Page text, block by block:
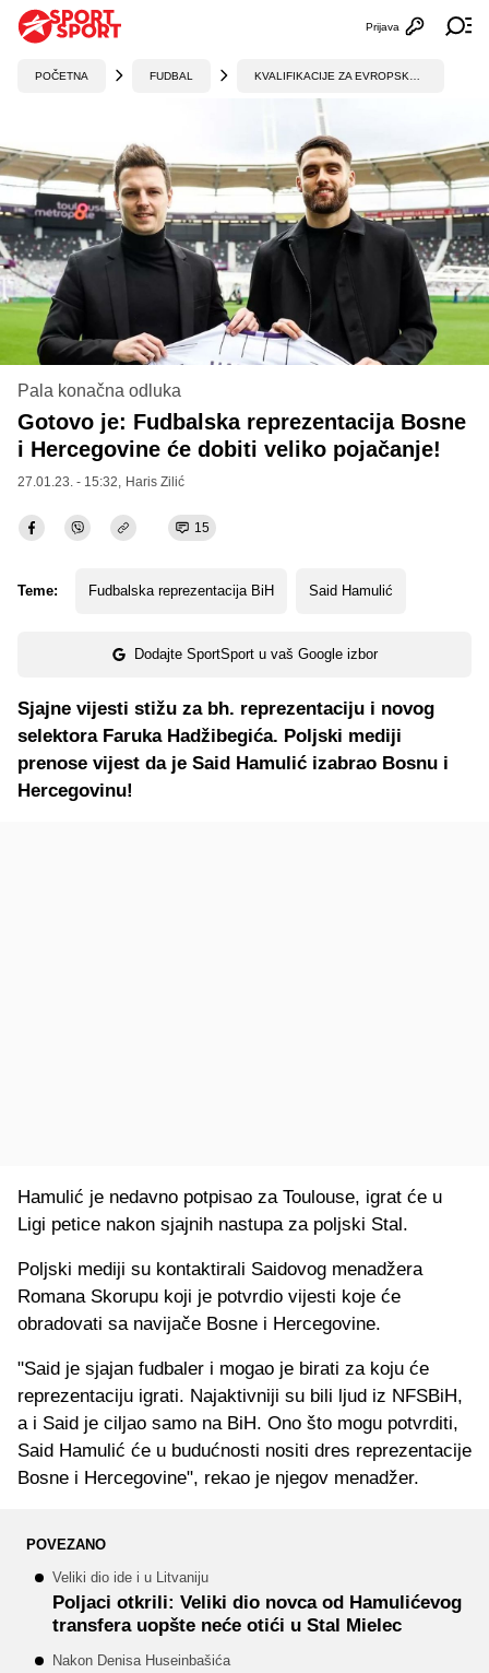
Otvori
Prijava
POČETNA FUDBAL
Pala konačna odluka
Gotovo je: Fudbalska reprezentacija Bosne
i Hercegovine će dobiti veliko pojačanje!
27.01.23. - 15:32, Haris Zilić
15
Teme: Fudbalska reprezentacija BiH Said Hamulić
Dodajte SportSport u vaš Google izbor
Sjajne vijesti stižu za bh. reprezentaciju i novog
selektora Faruka Hadžibegića. Poljski mediji
prenose vijest da je Said Hamulić izabrao Bosnu i
Hercegovinu!
Hamulić je nedavno potpisao za Toulouse, igrat će u
Ligi petice nakon sjajnih nastupa za poljski Stal.
Poljski mediji su kontaktirali Saidovog menadžera
Romana Skorupu koji je potvrdio vijesti koje će
obradovati sa navijače Bosne i Hercegovine.
"Said je sjajan fudbaler i mogao je birati za koju će
reprezentaciju igrati. Najaktivniji su bili ljud iz NFSBiH,
a i Said je ciljao samo na BiH. Ono što mogu potvrditi,
Said Hamulić će u budućnosti nositi dres reprezentacije
Bosne i Hercegovine", rekao je njegov menadžer.
POVEZANO
Veliki dio ide i u Litvaniju
Poljaci otkrili: Veliki dio novca od Hamulićevog
transfera uopšte neće otići u Stal Mielec
Nakon Denisa Huseinbašića